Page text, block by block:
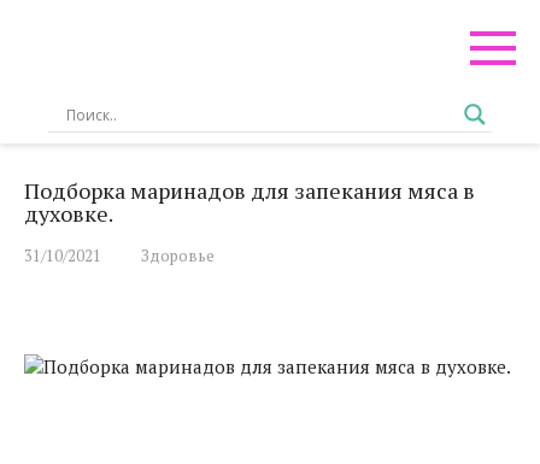
Подборка маринадов для запекания мяса в
духовке.
31/10/2021 Здоровье